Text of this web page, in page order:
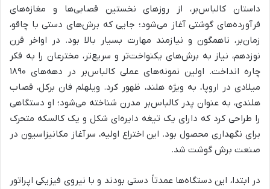
داستان کالباس‌بر، از روزهای نخستین قصابی‌ها و مغازه‌های
فرآورده‌های گوشتی آغاز می‌شود؛ جایی که برش‌های دستی با چاقو،
زمان‌بر، ناهمگون و نیازمند مهارت بسیار بالا بود. در اواخر قرن
نوزدهم، نیاز به برش‌های یکنواخت‌تر و سریع‌تر، مخترعان را به فکر
چاره انداخت. اولین نمونه‌های عملی کالباس‌بر در دهه‌های ۱۸۹۰
میلادی در اروپا، به ویژه هلند، ظهور کرد. ویلهلم فان برکل، قصاب
هلندی، به عنوان پدر کالباس‌بر مدرن شناخته می‌شود؛ او دستگاهی
را طراحی کرد که دارای یک تیغه دایره‌ای شکل و یک کالسکه متحرک
برای نگهداری محصول بود. این اختراع اولیه، سرآغاز مکانیزاسیون در
صنعت برش گوشت شد.
در ابتدا، این دستگاه‌ها عمدتاً دستی بودند و با نیروی فیزیکی اپراتور